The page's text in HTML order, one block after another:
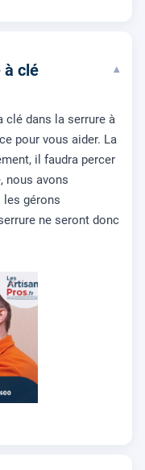
à clé ▾
clé dans la serrure à
pour vous aider. La
il faudra percer
nous avons
les gérons
ne seront donc